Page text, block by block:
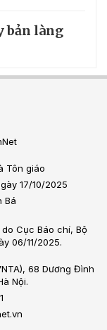
bản làng
Tôn giáo
17/10/2025
Bá
Cục Báo chí, Bộ
06/11/2025.
68 Dương Đình
Nội.